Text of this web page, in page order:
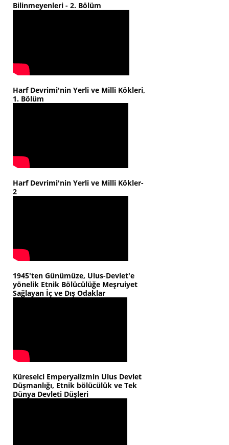
Bilinmeyenleri - 2. Bölüm
Harf Devrimi'nin Yerli ve Milli Kökleri,
1. Bölüm
Harf Devrimi'nin Yerli ve Milli Kökler-
2
1945'ten Günümüze, Ulus-Devlet'e
yönelik Etnik Bölücülüğe Meşruiyet
Sağlayan İç ve Dış Odaklar
Küreselci Emperyalizmin Ulus Devlet
Düşmanlığı, Etnik bölücülük ve Tek
Dünya Devleti Düşleri